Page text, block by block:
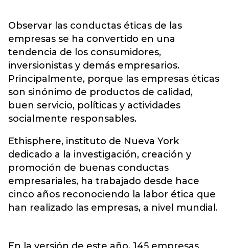
Observar las conductas éticas de las
empresas se ha convertido en una
tendencia de los consumidores,
inversionistas y demás empresarios.
Principalmente, porque las empresas éticas
son sinónimo de productos de calidad,
buen servicio, políticas y actividades
socialmente responsables.
Ethisphere, instituto de Nueva York
dedicado a la investigación, creación y
promoción de buenas conductas
empresariales, ha trabajado desde hace
cinco años reconociendo la labor ética que
han realizado las empresas, a nivel mundial.